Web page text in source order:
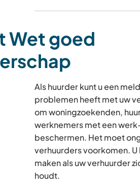
Wet goed
Als huurder kunt u een
problemen heeft met uw
om woningzoekenden,
werknemers met een
beschermen. Het moet
verhuurders voorkomen.
maken als uw verhuurder
houdt.